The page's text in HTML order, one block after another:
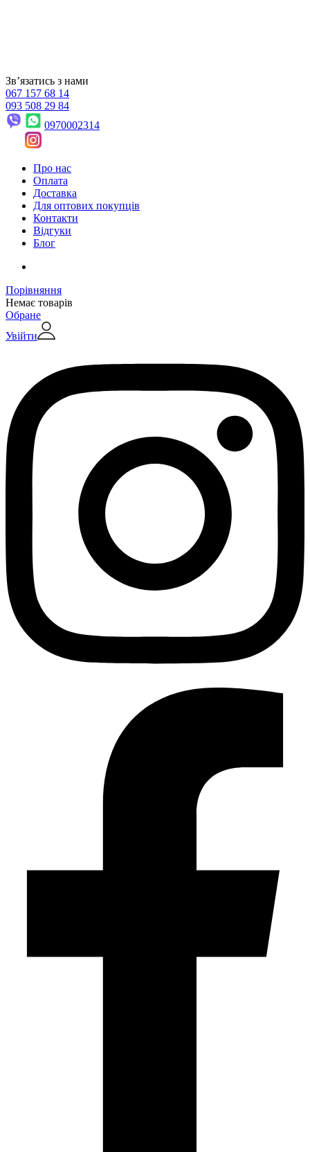
Звʼязатись з нами
067 157 68 14
093 508 29 84
0970002314
Про нас
Оплата
Доставка
Для оптових покупців
Контакти
Відгуки
Блог
Порівняння
Немає товарів
Обране
Увійти